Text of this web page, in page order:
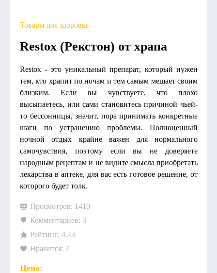
Товары для здоровья
Restox (Рекстон) от храпа
Restox - это уникальный препарат, который нужен
тем, кто храпит по ночам и тем самым мешает своим
близким. Если вы чувствуете, что плохо
высыпаетесь, или сами становитесь причиной чьей-
то бессонницы, значит, пора принимать конкретные
шаги по устранению проблемы. Полноценный
ночной отдых крайне важен для нормального
самочувствия, поэтому если вы не доверяете
народным рецептам и не видите смысла приобретать
лекарства в аптеке, для вас есть готовое решение, от
которого будет толк.
Просмотров: 1410
Комментариев: 3
Рейтинг: 4.43
Нравится: 7
Цена: